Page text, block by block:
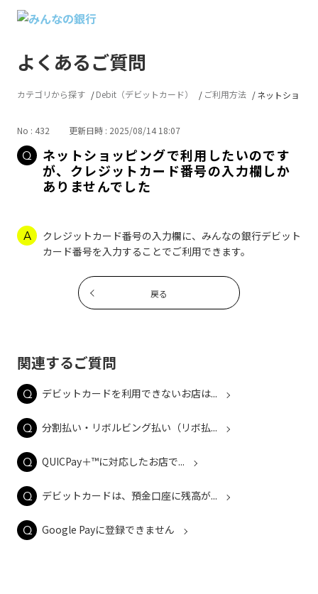
よくあるご質問
カテゴリから探す Debit（デビットカード） ご利用方法 ネットショッ
No : 432 更新日時 : 2025/08/14 18:07
ネットショッピングで利用したいのです
が、クレジットカード番号の入力欄しか
ありませんでした
クレジットカード番号の入力欄に、みんなの銀行デビット
カード番号を入力することでご利用できます。
戻る
関連するご質問
デビットカードを利用できないお店は...
分割払い・リボルビング払い（リボ払...
QUICPay＋™に対応したお店で...
デビットカードは、預金口座に残高が...
Google Payに登録できません